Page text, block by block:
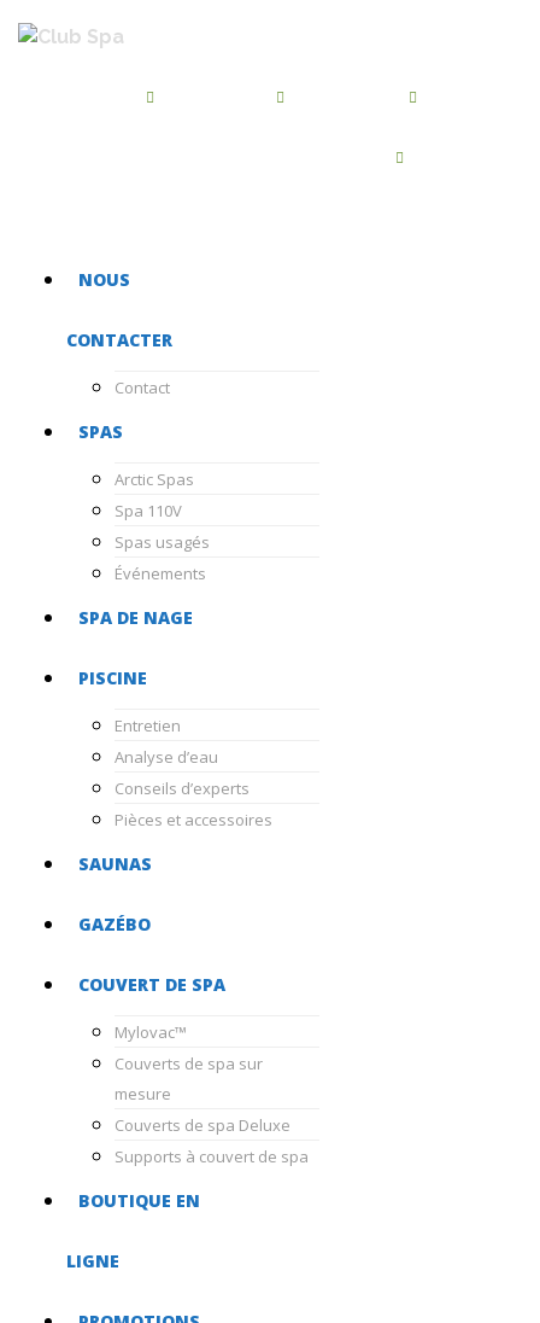
NOUS
CONTACTER
Contact
SPAS
Arctic Spas
Spa 110V
Spas usagés
Événements
SPA DE NAGE
PISCINE
Entretien
Analyse d’eau
Conseils d’experts
Pièces et accessoires
SAUNAS
GAZÉBO
COUVERT DE SPA
Mylovac™
Couverts de spa sur
mesure
Couverts de spa Deluxe
Supports à couvert de spa
BOUTIQUE EN
LIGNE